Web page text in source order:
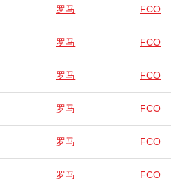
罗马 FCO
罗马 FCO
罗马 FCO
罗马 FCO
罗马 FCO
罗马 FCO